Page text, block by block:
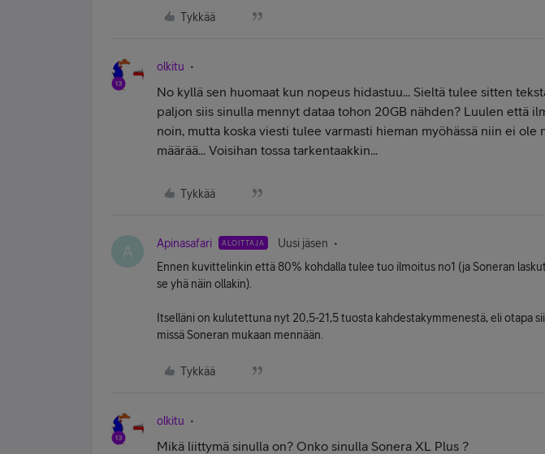
Tykkää
olkitu
No kyllä sen huomaat kun nopeus hidastuu... Sieltä tulee sitten
paljon siis sinulla mennyt dataa tohon 20GB nähden? Luulen että
noin, mutta koska viesti tulee varmasti hieman myöhässä niin ei ole
määrää... Voisihan tossa tarkentaakkin...
Tykkää
A Apinasafari ALOITTAJA Uusi jäsen
Ennen kuvittelinkin että 80% kohdalla tulee tuo ilmoitus no1 (ja Soneran
se yhä näin ollakin).
Itselläni on kulutettuna nyt 20,5-21,5 tuosta kahdestakymmenestä, eli otapa
missä Soneran mukaan mennään.
Tykkää
olkitu
Mikä liittymä sinulla on? Onko sinulla Sonera XL Plus ?